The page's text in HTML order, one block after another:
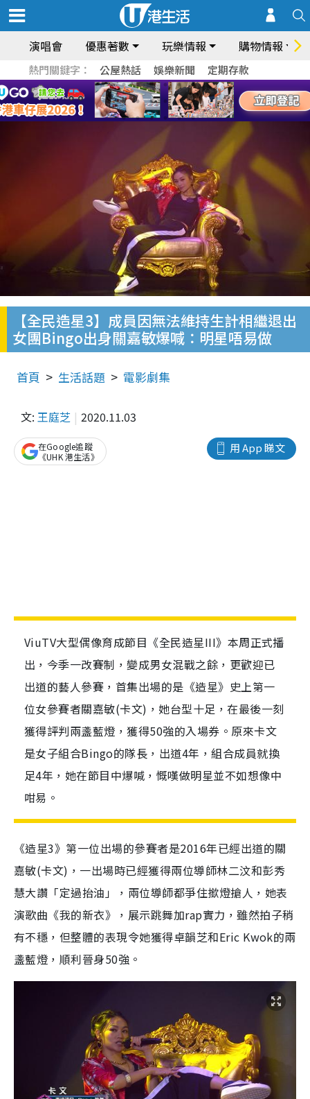
演唱會 優惠著數 玩樂情報 購物情報
熱門關鍵字： 公屋熱話 娛樂新聞 定期存款
【全民造星3】成員因無法維持生計相繼退出
女團Bingo出身關嘉敏爆喊：明星唔易做
首頁 生活話題 電影劇集
文: 王庭芝 2020.11.03
用 App 睇文
在Google追蹤
《UHK 港生活》
ViuTV大型偶像育成節目《全民造星III》本周正式播
出，今季一改賽制，變成男女混戰之餘，更歡迎已
出道的藝人參賽，首集出場的是《造星》史上第一
位女參賽者關嘉敏(卡文)，她台型十足，在最後一刻
獲得評判兩盞藍燈，獲得50強的入場券。原來卡文
是女子組合Bingo的隊長，出道4年，組合成員就換
足4年，她在節目中爆喊，慨嘆做明星並不如想像中
咁易。
《造星3》第一位出場的參賽者是2016年已經出道的關
嘉敏(卡文)，一出場時已經獲得兩位導師林二汶和彭秀
慧大讚「定過抬油」，兩位導師都爭住撳燈搶人，她表
演歌曲《我的新衣》，展示跳舞加rap實力，雖然拍子稍
有不穩，但整體的表現令她獲得卓韻芝和Eric Kwok的兩
盞藍燈，順利晉身50強。